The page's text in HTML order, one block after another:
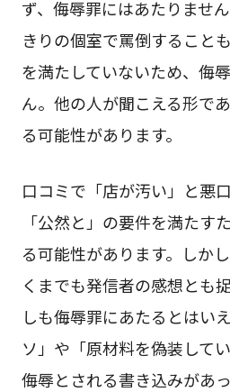
ず、侮辱罪にはあたりませ
きりの個室で罵倒すること
を満たしていないため、侮
ん。他の人が聞こえる形で
る可能性があります。
口コミで「店が汚い」と悪
「公然と」の要件を満たす
る可能性があります。しか
くまでも発信者の感想とも
しも侮辱罪にあたるとはい
ソ」や「原材料を偽装して
侮辱とされる書き込みがあ